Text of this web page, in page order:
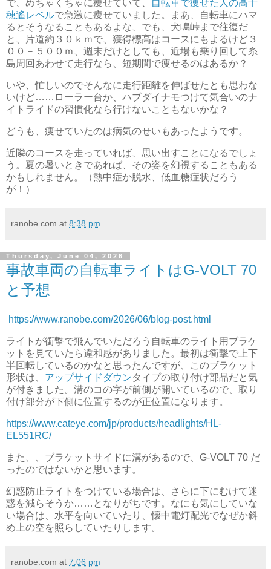
で、めちゃくちゃに痩せていて、
自転車で痩せた人の高千
穂遙レベルで急激に痩せていました。まあ、自転車にハマ
るとそうなることもあるよな、でも、犬鳴峠まで往復だ
と、片道約３０ｋｍで、獲得標高はコースにもよるけど３
００－５００ｍ、週末だけとしても、近場も乗り回して糸
島周回あわせて走行なら、短期間で痩せるのはあるか？
いや、忙しいのでそんなに走行距離を伸ばせたとも思わな
いけど……ローラー台か、ハブダイナモつけて気合いのナ
イトライドの習慣化なら行けないこともないかな？
どうも、痩せていたのは病気のせいもあったようです。
近隣のコースを走っていれば、思い出すことになるでしょ
う。夏の暑いときであれば、その姿を幻視することもある
かもしれません。（熱中症か脱水、低血糖症状だろう
が！）
ranobe.com at 8:38 pm
Thursday, June 04, 2026
事故車両の自転車ライトはG-VOLT 70
と予想
https://www.ranobe.com/2026/06/blog-post.html
ライトが衝撃で飛んでいただろう自転車のライト用ブラケ
ットを見ていたら違和感がありました。最初は衝撃で上下
半回転しているのかなと思ったんですが、このブラケット
形状は、 アップサイドダウンタイプの取り付け部品だと気
が付きました。溝のコの字が前側が開いているので、取り
付け部分が下側に位置するのが正位置になります。
https://www.cateye.com/jp/products/headlights/HL-
EL551RC/
また、、ブラケットサイドに溝があるので、G-VOLT 70 だ
ったのではないかと思います。
幻惑防止ライトをつけている場合は、さらに下にむけて迷
惑を減らそうか……となりがちです。なにも気にしていな
い場合は、水平を向いていたり、懐中電灯配光でなぜか斜
め上の空を照らしていたりします。
ranobe.com at 7:06 pm